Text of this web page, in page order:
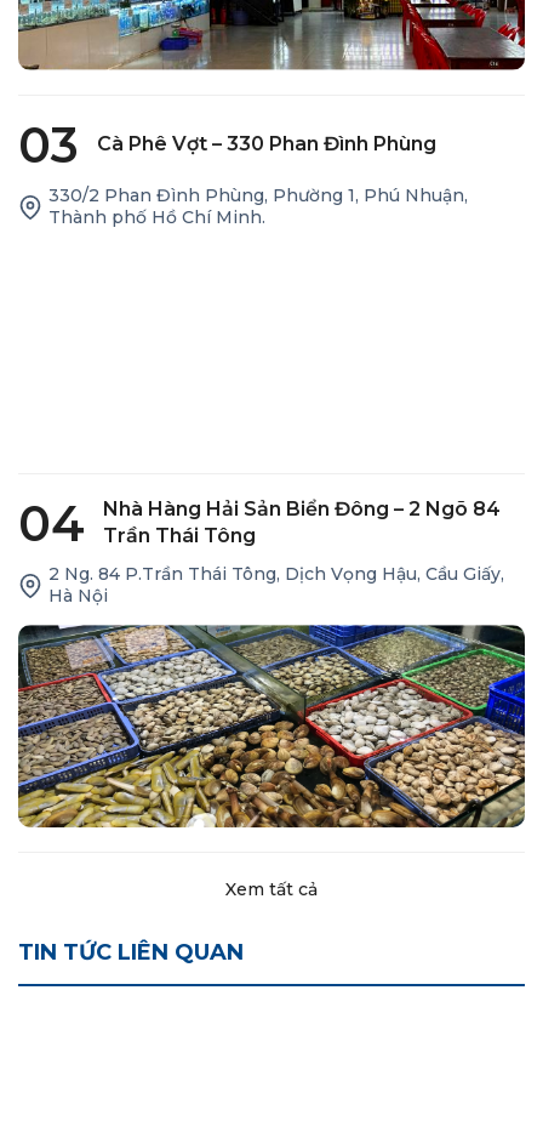
03 Cà Phê Vợt – 330 Phan Đình Phùng
330/2 Phan Đình Phùng, Phường 1, Phú Nhuận,
Thành phố Hồ Chí Minh.
04
Nhà Hàng Hải Sản Biển Đông – 2 Ngõ 84
Trần Thái Tông
2 Ng. 84 P.Trần Thái Tông, Dịch Vọng Hậu, Cầu Giấy,
Hà Nội
Xem tất cả
TIN TỨC LIÊN QUAN